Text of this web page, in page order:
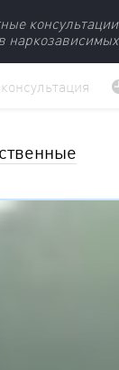
консультации
наркозависимых